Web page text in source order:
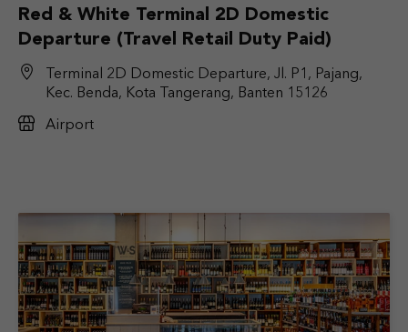
Red & White Terminal 2D Domestic
Departure (Travel Retail Duty Paid)
Terminal 2D Domestic Departure, Jl. P1, Pajang,
Kec. Benda, Kota Tangerang, Banten 15126
Airport